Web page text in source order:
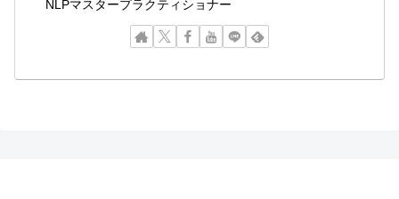
NLPマスタープラクティショナー